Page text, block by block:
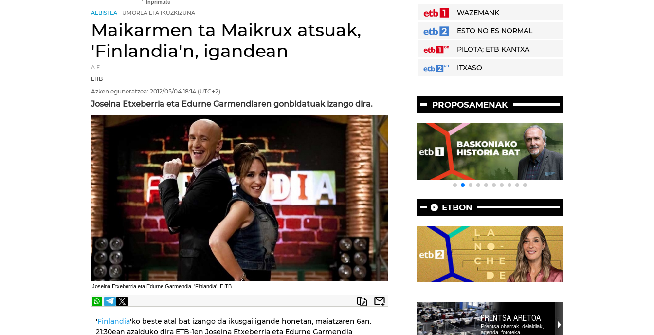
ALBISTEA UMOREA ETA IKUZKIZUNA
Maikarmen ta Maikrux atsuak,
'Finlandia'n, igandean
A.E.
EITB
Azken eguneratzea: 2012/05/04 18:14 (UTC+2)
Joseina Etxeberria eta Edurne Garmendiaren gonbidatuak izango dira.
Joseina Etxeberria eta Edurne Garmendia, 'Finlandia'. EITB
'Finlandia'ko beste atal bat izango da ikusgai igande honetan, maiatzaren 6an.
21:30ean azalduko dira ETB-1en Joseina Etxeberria eta Edurne Garmendia
WAZEMANK
ESTO NO ES NORMAL
PILOTA; ETB KANTXA
ITXASO
PROPOSAMENAK
ETBON
PRENTSA ARETOA
Prentsa oharrak, deialdiak,
agenda, fototeka,…